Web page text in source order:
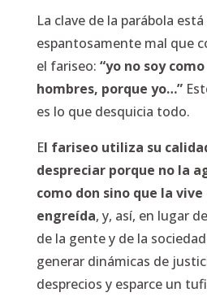
La clave de la parábola
espantosamente mal que
el fariseo: “yo no soy
hombres, porque yo…”
es lo que desquicia todo.
El fariseo utiliza su
despreciar porque no la
como don sino que la
engreída, y, así, en lugar
de la gente y de la
generar dinámicas de
desprecios y esparce un